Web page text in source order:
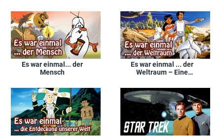
Es war einmal... der
Mensch
Es war einmal ... der
Weltraum – Eine
durch das Universum